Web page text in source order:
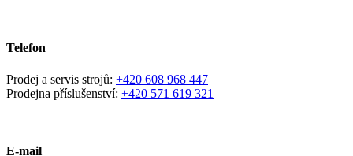
Telefon
Prodej a servis strojů: +420 608 968 447
Prodejna příslušenství: +420 571 619 321
E-mail